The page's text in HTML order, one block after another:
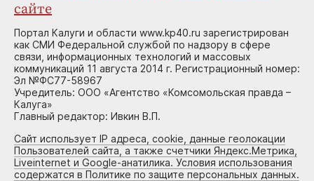
сайте
Портал Калуги и области www.kp40.ru зарегистрирован
как СМИ Федеральной службой по надзору в сфере
связи, информационных технологий и массовых
коммуникаций 11 августа 2014 г. Регистрационный номер:
Эл №ФС77-58967
Учредитель: ООО «Агентство «Комсомольская правда –
Калуга»
Главный редактор: Ивкин В.П.
Сайт использует IP адреса, cookie, данные геолокации
Пользователей сайта, а также счетчики Яндекс.Метрика,
Liveinternet и Google-анатилика. Условия использования
содержатся в Политике по защите персональных данных.